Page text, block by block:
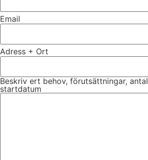
Email
Adress + Ort
Beskriv ert behov, förutsättningar,
startdatum